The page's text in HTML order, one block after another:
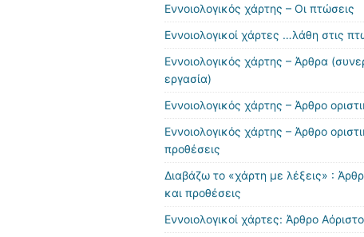
Εννοιολογικός χάρτης – Οι πτώσεις
Εννοιολογικοί χάρτες …λάθη στις
Εννοιολογικός χάρτης – Άρθρα
εργασία)
Εννοιολογικός χάρτης – Άρθρο
Εννοιολογικός χάρτης – Άρθρο
προθέσεις
Διαβάζω το «χάρτη με λέξεις» :
και προθέσεις
Εννοιολογικοί χάρτες: Άρθρο Αόριστο